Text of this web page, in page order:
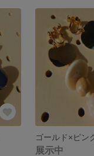
ゴールド×ピン
展示中